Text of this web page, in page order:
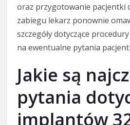
oraz przygotowanie pacjentki
zabiegu lekarz ponownie
szczegóły dotyczące
na ewentualne pytania
Jakie są
pytania
implantów